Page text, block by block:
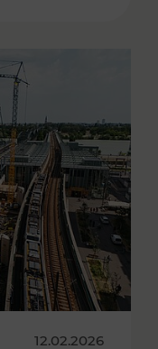
12.02.2026